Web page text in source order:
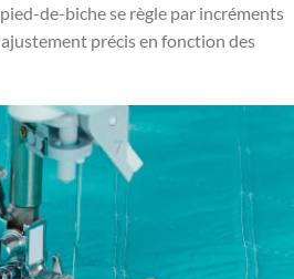
de-biche se règle par incréments
précis en fonction des